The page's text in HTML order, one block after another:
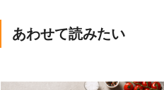
あわせて読みたい